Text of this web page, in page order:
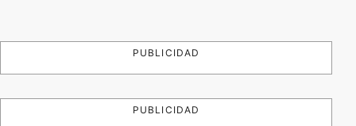
PUBLICIDAD
PUBLICIDAD